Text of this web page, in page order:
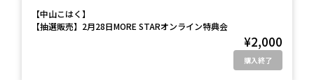
【中山こはく】
【抽選販売】2月28日MORE STARオンライン特典会
¥2,000
購入終了